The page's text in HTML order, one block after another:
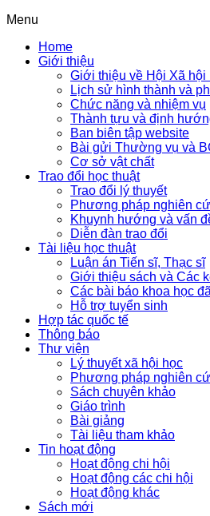
Menu
Home
Giới thiệu
Giới thiệu về Hội Xã hội
Lịch sử hình thành và
Chức năng và nhiệm vụ
Thành tựu và định
Ban biên tập website
Bài gửi Thường vụ và
Cơ sở vật chất
Trao đổi học thuật
Trao đổi lý thuyết
Phương pháp nghiên
Khuynh hướng và vấn
Diễn đàn trao đổi
Tài liệu học thuật
Luận án Tiến sĩ, Thạc sĩ
Giới thiệu sách và Các
Các bài báo khoa học
Hỗ trợ tuyển sinh
Hợp tác quốc tế
Thông báo
Thư viện
Lý thuyết xã hội học
Phương pháp nghiên
Sách chuyên khảo
Giáo trình
Bài giảng
Tài liệu tham khảo
Tin hoạt động
Hoạt động chi hội
Hoạt động các chi hội
Hoạt động khác
Sách mới